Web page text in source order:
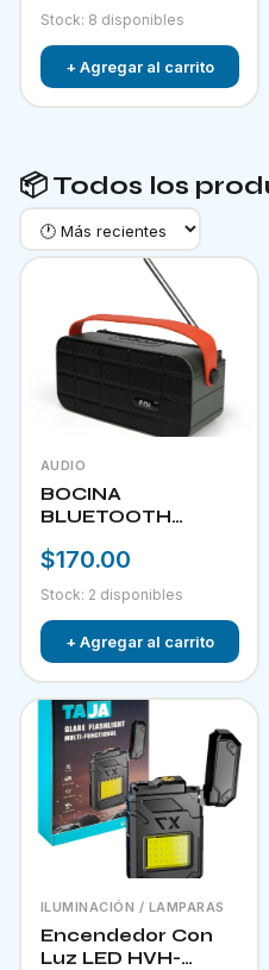
Stock: 8 disponibles
+ Agregar al carrito
📦 Todos los
AUDIO
BOCINA
BLUETOOTH
PANEL SOLAR FOL
$170.00
Stock: 2 disponibles
+ Agregar al carrito
ILUMINACIÓN / LAMPARAS
Encendedor Con
Luz LED HVH-